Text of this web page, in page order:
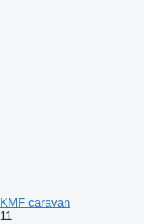
KMF caravan
11